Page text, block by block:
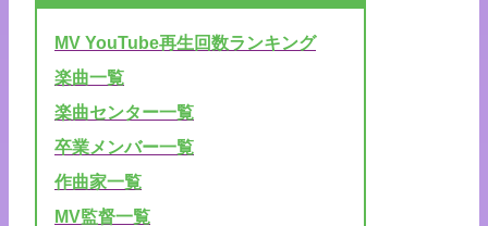
MV YouTube再生回数ランキング
楽曲一覧
楽曲センター一覧
卒業メンバー一覧
作曲家一覧
MV監督一覧